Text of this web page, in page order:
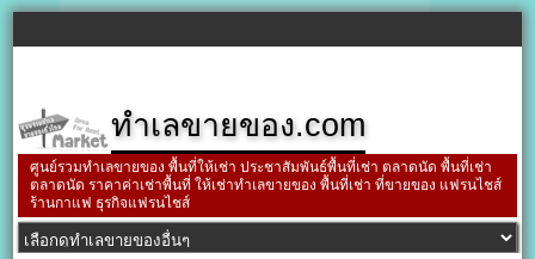
ทำเลขายของ.com
ศูนย์รวมทำเลขายของ พื้นที่ให้เช่า ประชาสัมพันธ์พื้นที่เช่า ตลาดนัด พื้นที่เช่า
ตลาดนัด ราคาค่าเช่าพื้นที่ ให้เช่าทำเลขายของ พื้นที่เช่า ที่ขายของ แฟรนไชส์
ร้านกาแฟ ธุรกิจแฟรนไชส์